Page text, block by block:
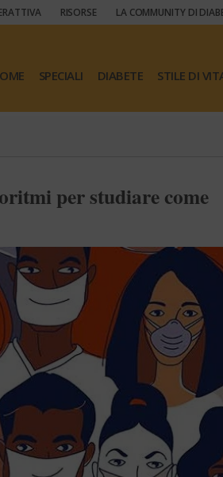
RISORSE LA COMMUNITY DI
SPECIALI DIABETE STILE DI
per studiare come